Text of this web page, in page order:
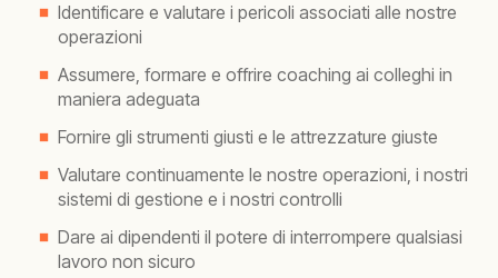
Identificare e valutare i pericoli associati alle nostre
operazioni
Assumere, formare e offrire coaching ai colleghi in
maniera adeguata
Fornire gli strumenti giusti e le attrezzature giuste
Valutare continuamente le nostre operazioni, i nostri
sistemi di gestione e i nostri controlli
Dare ai dipendenti il potere di interrompere qualsiasi
lavoro non sicuro